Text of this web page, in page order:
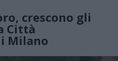
crescono gli
Città
Milano